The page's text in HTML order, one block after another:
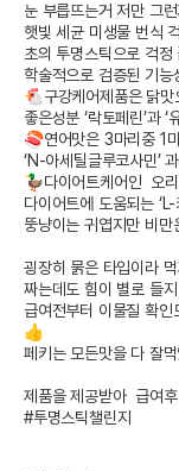
눈 부릅뜨는거 저만 그
햇빛 세균 미생물 번식
초의 투명스틱으로 걱정
학술적으로 검증된 기
🐔구강케어제품은 닭맛
좋은성분 ‘락토페린’과
🍣연어맛은 3마리중 1
‘N-아세틸글루코사민’
🦆다이어트케어인  오
다이어트에 도움되는
뚱냥이는 귀엽지만 비만
굉장히 묽은 타입이라
짜는데도 힘이 별로 들
급여전부터 이물질 확
👍
페키는 모든맛을 다 잘
제품을 제공받아  급여
#투명스틱챌린지